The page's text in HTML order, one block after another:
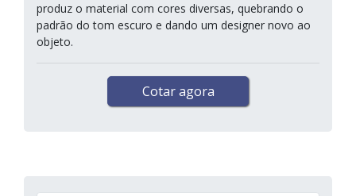
produz o material com cores diversas, quebrando o
padrão do tom escuro e dando um designer novo ao
objeto.
Cotar agora